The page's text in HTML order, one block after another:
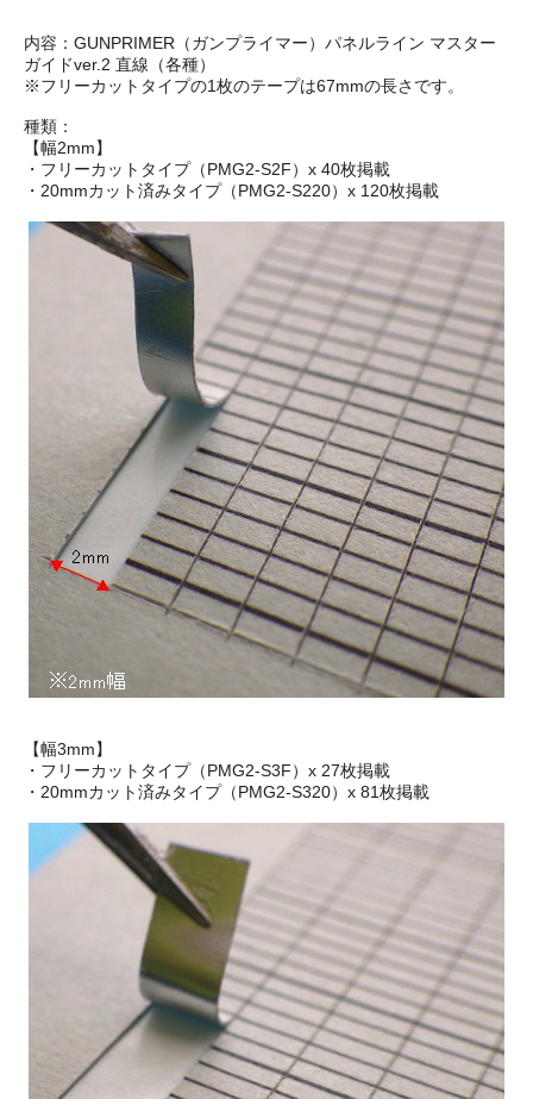
内容：GUNPRIMER（ガンプライマー）パネルライン マスター
ガイドver.2 直線（各種）
※フリーカットタイプの1枚のテープは67mmの長さです。
種類：
【幅2mm】
・フリーカットタイプ（PMG2-S2F）x 40枚掲載
・20mmカット済みタイプ（PMG2-S220）x 120枚掲載
【幅3mm】
・フリーカットタイプ（PMG2-S3F）x 27枚掲載
・20mmカット済みタイプ（PMG2-S320）x 81枚掲載